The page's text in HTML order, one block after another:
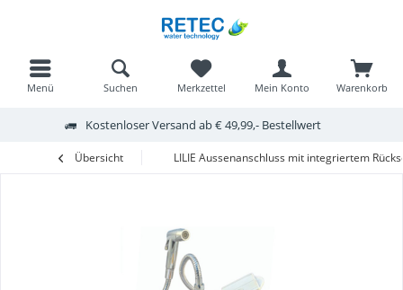
Kostenloser Versand ab € 49,99,- Bestellwert
Menü Warenkorb
Merkzettel Mein Konto
Suchen
Übersicht LILIE Aussenanschluss mit integriertem